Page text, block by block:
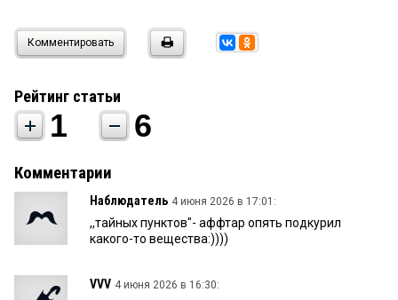
Комментировать
Рейтинг статьи
1 6
Комментарии
Наблюдатель 4 июня 2026 в 17:01:
,,тайных пунктов"- аффтар опять подкурил
какого-то вещества:))))
VVV 4 июня 2026 в 16:30: